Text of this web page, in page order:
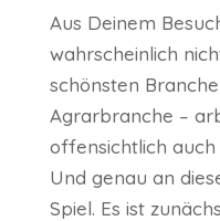
Aus Deinem
wahrscheinlich
schönsten
Agrarbranche –
offensichtlich auch
Und genau an
Spiel. Es ist